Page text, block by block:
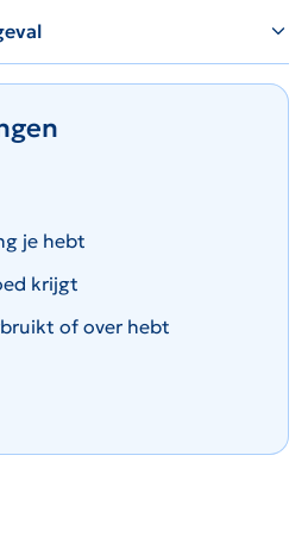
je hebt
krijgt
of over hebt